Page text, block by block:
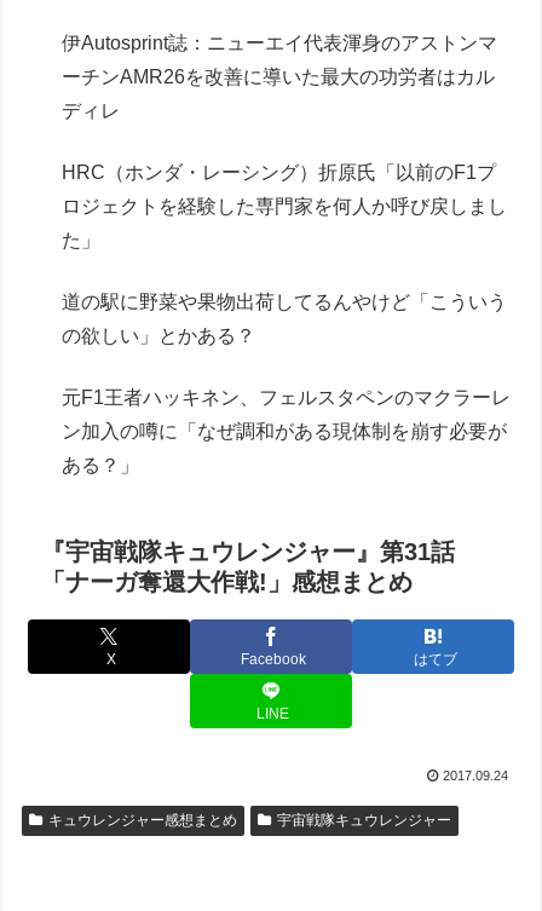
伊Autosprint誌：ニューエイ代表渾身のアストンマ
ーチンAMR26を改善に導いた最大の功労者はカル
ディレ
HRC（ホンダ・レーシング）折原氏「以前のF1プ
ロジェクトを経験した専門家を何人か呼び戻しまし
た」
道の駅に野菜や果物出荷してるんやけど「こういう
の欲しい」とかある？
元F1王者ハッキネン、フェルスタペンのマクラーレ
ン加入の噂に「なぜ調和がある現体制を崩す必要が
ある？」
『宇宙戦隊キュウレンジャー』第31話
「ナーガ奪還大作戦!」感想まとめ
X Facebook はてブ
LINE
2017.09.24
キュウレンジャー感想まとめ 宇宙戦隊キュウレンジャー